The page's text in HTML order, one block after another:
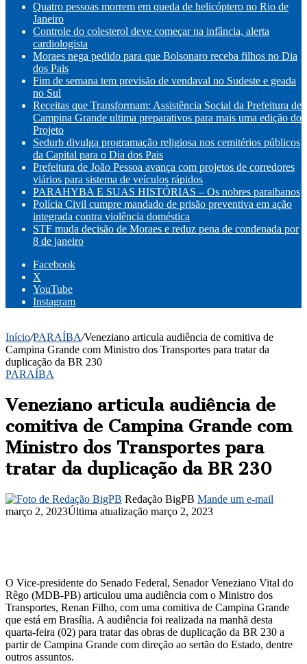
Quatro pessoas morrem em queda de helicóptero no Rio de
Janeiro
Controle do colesterol deve começar na infância, alerta
cardiologista
Moraes nega pedido para que Bolsonaro receba filhos no Dia
dos Pais
Fim de semana tem previsão de vendaval no Sudeste e geada
no Sul
Receitas que Transformam: Assistência Social da Prefeitura de
Campina Grande ultima preparativos para mais uma edição do
Projeto
Sedurb divulga programação religiosa nos cemitérios públicos
da Capital para o Dia dos Pais
Prefeitura de João Pessoa avança com projetos de corredores
viários para sistema de veículos rápidos
PARAHYBA E SUAS HISTÓRIAS – Os nobres paraibanos
Polícia Civil cumpre mandado de prisão preventiva em ação
integrada contra violência doméstica
STF muda decisão de Moraes e reduz pena de condenada por
8 de janeiro
Facebook
X
YouTube
Instagram
Início/PARAÍBA/Veneziano articula audiência de comitiva de
Campina Grande com Ministro dos Transportes para tratar da
duplicação da BR 230
PARAÍBA
Veneziano articula audiência de
comitiva de Campina Grande com
Ministro dos Transportes para
tratar da duplicação da BR 230
Redação BigPB Mande um e-mail
março 2, 2023Última atualização março 2, 2023
O Vice-presidente do Senado Federal, Senador Veneziano Vital do
Rêgo (MDB-PB) articulou uma audiência com o Ministro dos
Transportes, Renan Filho, com uma comitiva de Campina Grande
que está em Brasília. A audiência foi realizada na manhã desta
quarta-feira (02) para tratar das obras de duplicação da BR 230 a
partir de Campina Grande com direção ao sertão do Estado, dentre
outros assuntos.